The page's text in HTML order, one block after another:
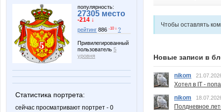
популярность:
27305 место
-214 ↓
рейтинг 886 -10 ↓ ?
Привилегированный
пользователь 5
уровня
Статистика портрета:
сейчас просматривают портрет - 0
Чтобы оставлять
Новые записи в
nikom
Хотел в IT -
nikom
Полдневное